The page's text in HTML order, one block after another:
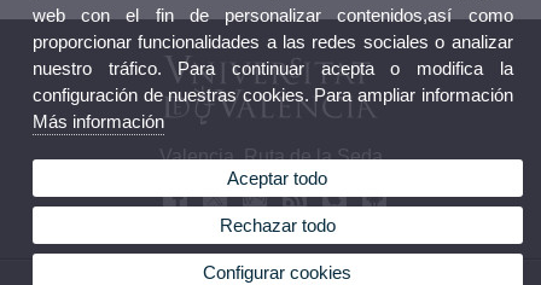
Valencia, Ruta de la Seda
© 2026 UV. - Av. Blasco Ibáñez, 13. 46010 Valencia (España). Tel: (+34) 9638 64120
web con el fin de personalizar contenidos,así como
proporcionar funcionalidades a las redes sociales o analizar
nuestro tráfico. Para continuar acepta o modifica la
configuración de nuestras cookies. Para ampliar información
Más información
Aceptar todo
Rechazar todo
Configurar cookies